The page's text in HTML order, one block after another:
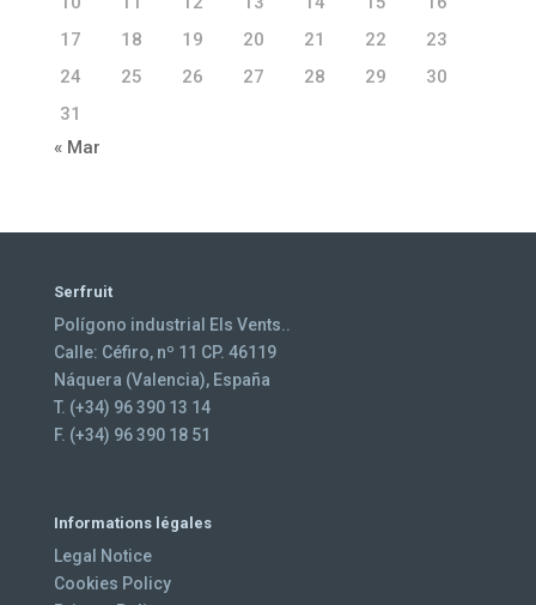
17
18 19 20 21 22
23
24
25 26 27 28 29
30
31
« Mar
Serfruit
Polígono industrial Els Vents..
Calle: Céfiro, nº 11 CP. 46119
Náquera (Valencia), España
T. (+34) 96 390 13 14
F. (+34) 96 390 18 51
Informations légales
Legal Notice
Cookies Policy